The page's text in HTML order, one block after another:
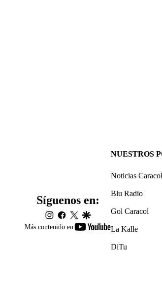
Más contenido en
youtube-
Síguenos en:
instagram
facebook
twittergoogle
NUESTROS
Noticias Caracol
Blu Radio
Gol Caracol
La Kalle
DiTu